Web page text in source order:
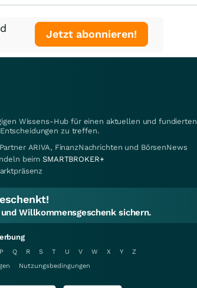
Jetzt abonnieren!
Wissens-Hub für einen aktuellen und fundierten
zu treffen.
ARIVA, FinanzNachrichten und BörsenNews
beimSMARTBROKER+
Willkommensgeschenk sichern.
P Q R S T U V W X Y
Z
Nutzungsbedingungen